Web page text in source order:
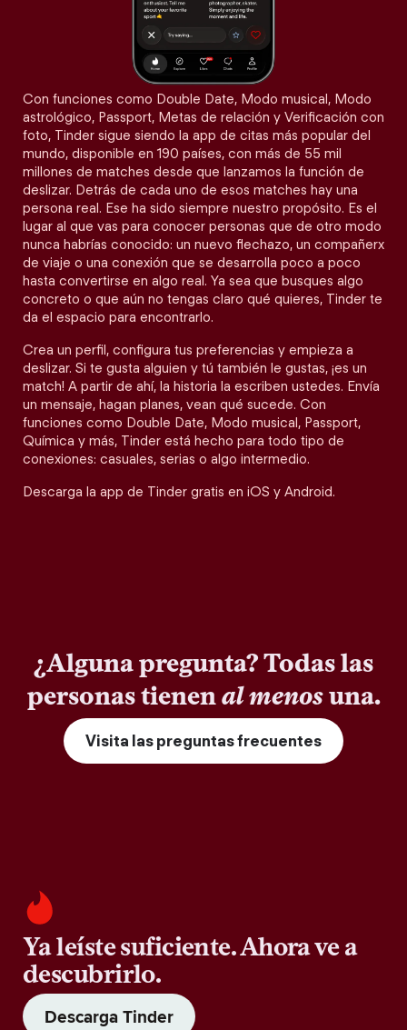
Con funciones como Double Date, Modo musical, Modo
astrológico, Passport, Metas de relación y Verificación con
foto, Tinder sigue siendo la app de citas más popular del
mundo, disponible en 190 países, con más de 55 mil
millones de matches desde que lanzamos la función de
deslizar. Detrás de cada uno de esos matches hay una
persona real. Ese ha sido siempre nuestro propósito. Es el
lugar al que vas para conocer personas que de otro modo
nunca habrías conocido: un nuevo flechazo, un compañerx
de viaje o una conexión que se desarrolla poco a poco
hasta convertirse en algo real. Ya sea que busques algo
concreto o que aún no tengas claro qué quieres, Tinder te
da el espacio para encontrarlo.
Crea un perfil, configura tus preferencias y empieza a
deslizar. Si te gusta alguien y tú también le gustas, ¡es un
match! A partir de ahí, la historia la escriben ustedes. Envía
un mensaje, hagan planes, vean qué sucede. Con
funciones como Double Date, Modo musical, Passport,
Química y más, Tinder está hecho para todo tipo de
conexiones: casuales, serias o algo intermedio.
Descarga la app de Tinder gratis en iOS y Android.
¿Alguna pregunta? Todas las
personas tienenal menosuna.
Visita las preguntas frecuentes
Ya leíste suficiente. Ahora ve a
descubrirlo.
Descarga Tinder